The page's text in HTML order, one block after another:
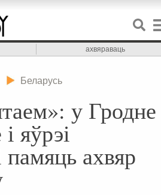
ахвяраваць
Беларусь
у Гродне
яўрэі
ахвяр